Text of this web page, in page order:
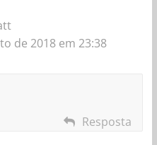
de 2018 em 23:38
Resposta